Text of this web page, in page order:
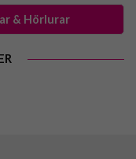
& Hörlurar